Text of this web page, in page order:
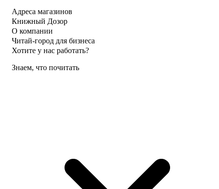
Адреса магазинов
Книжный Дозор
О компании
Читай-город для бизнеса
Хотите у нас работать?
Знаем, что почитать